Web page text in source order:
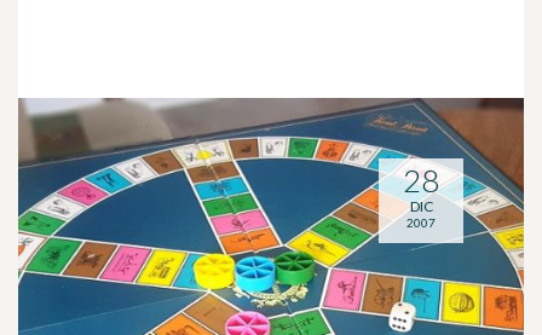
28
DIC
2007